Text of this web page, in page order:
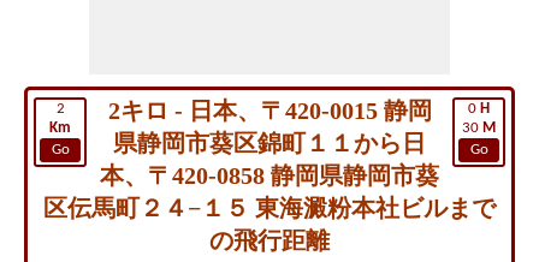
2
Km
Go
0 H
30 M
Go
2キロ - 日本、〒420-0015 静岡
県静岡市葵区錦町１１から日
本、〒420-0858 静岡県静岡市葵
区伝馬町２４−１５ 東海澱粉本社ビルまで
の飛行距離